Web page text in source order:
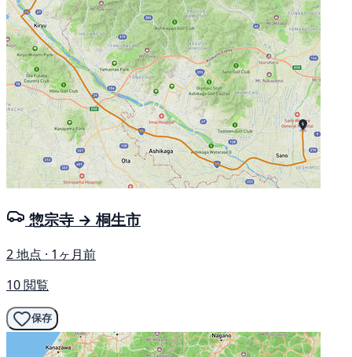
惣宗寺 → 桐生市
2 地点 · 1ヶ月前
10 閲覧
保存